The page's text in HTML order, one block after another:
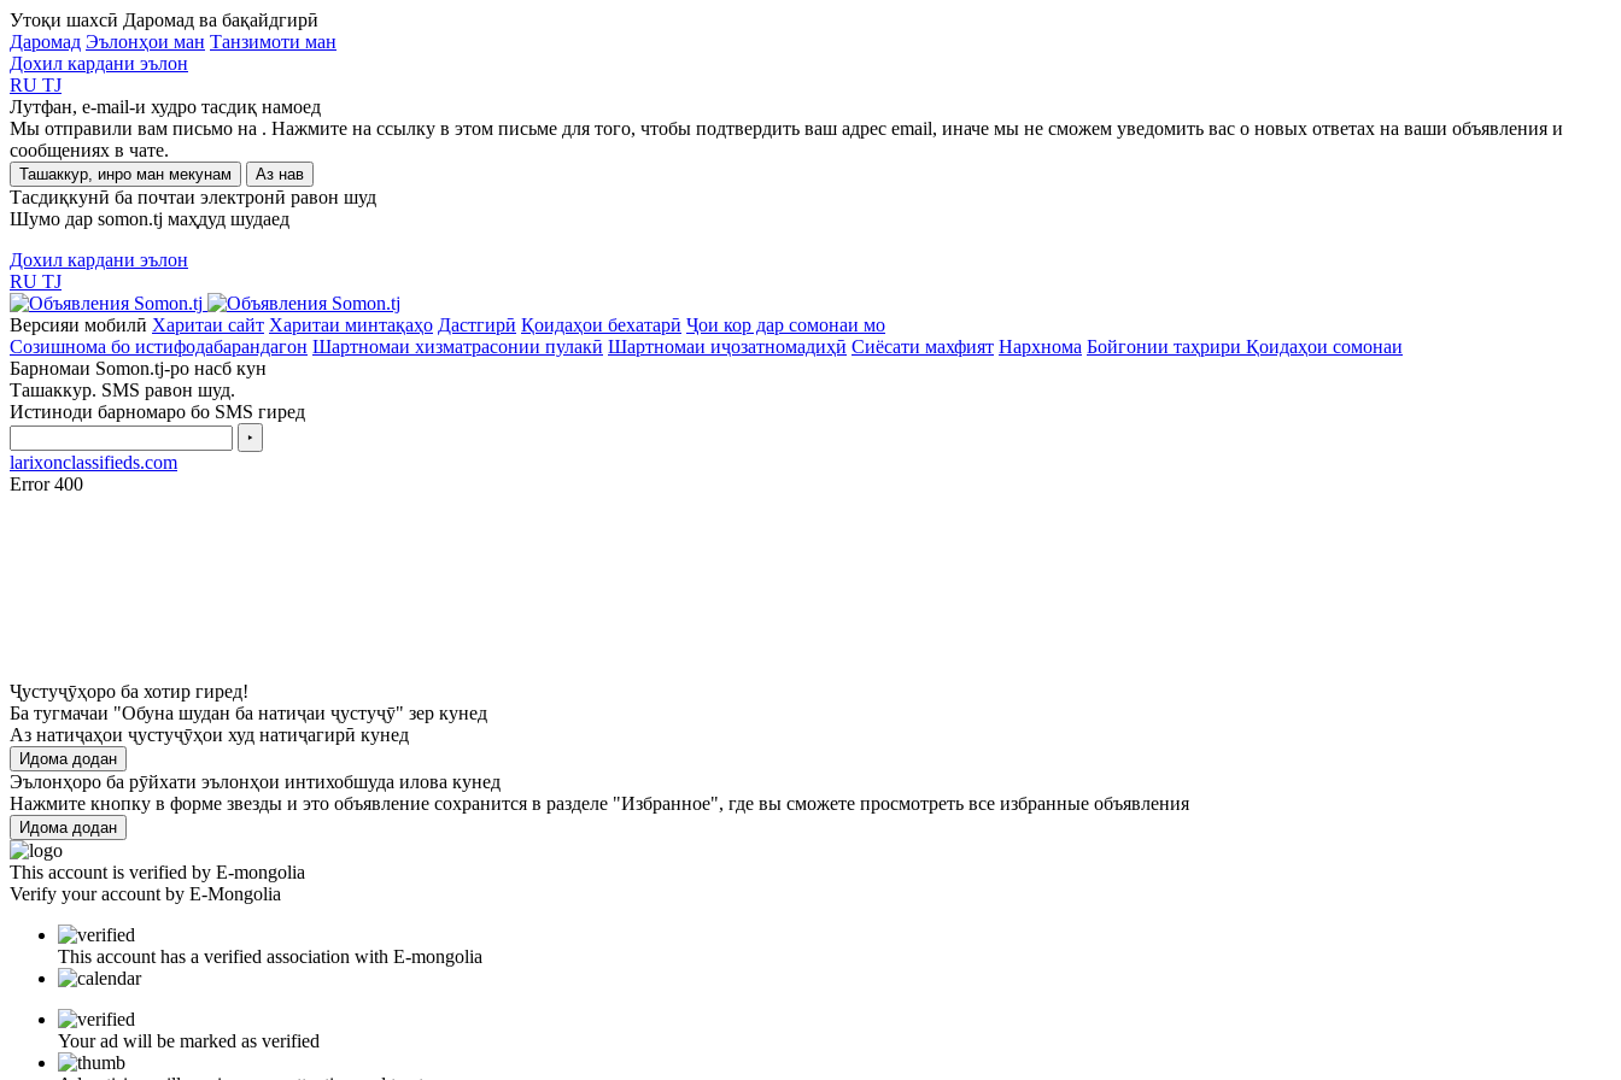
Утоқи шахсӣ Даромад ва бақайдгирӣ
Даромад Эълонҳои ман Танзимоти ман
Дохил кардани эълон
RU TJ
Лутфан, e-mail-и худро тасдиқ намоед
Мы отправили вам письмо на . Нажмите на ссылку в этом письме для того, чтобы подтвердить ваш адрес email, иначе мы не сможем уведомить вас о новых ответах на ваши объявления и
сообщениях в чате.
Ташаккур, инро ман мекунам Аз нав
Тасдиқкунӣ ба почтаи электронӣ равон шуд
Шумо дар somon.tj маҳдуд шудаед
Дохил кардани эълон
RU TJ
Версияи мобилӣ Харитаи сайт Харитаи минтақаҳо Дастгирӣ Қоидаҳои бехатарӣ Ҷои кор дар сомонаи мо
Созишнома бо истифодабарандагон Шартномаи хизматрасонии пулакӣ Шартномаи иҷозатномадиҳӣ Сиёсати махфият Нархнома Бойгонии таҳрири Қоидаҳои сомонаи
Барномаи Somon.tj-ро насб кун
Ташаккур. SMS равон шуд.
Истиноди барномаро бо SMS гиред
‣
larixonclassifieds.com
Error 400
Ҷустуҷӯҳоро ба хотир гиред!
Ба тугмачаи "Обуна шудан ба натиҷаи ҷустуҷӯ" зер кунед
Аз натиҷаҳои ҷустуҷӯҳои худ натиҷагирӣ кунед
Идома додан
Эълонҳоро ба рӯйхати эълонҳои интихобшуда илова кунед
Нажмите кнопку в форме звезды и это объявление сохранится в разделе "Избранное", где вы сможете просмотреть все избранные объявления
Идома додан
This account is verified by E-mongolia
Verify your account by E-Mongolia
This account has a verified association with E-mongolia
Your ad will be marked as verified